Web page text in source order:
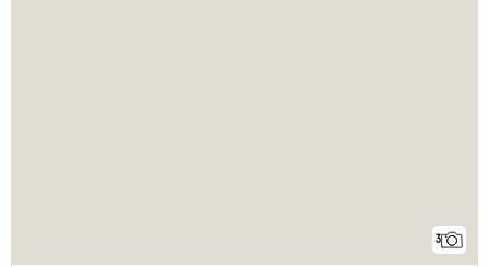
3